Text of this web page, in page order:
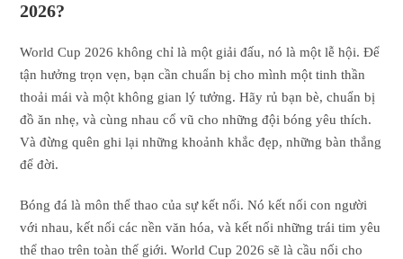
2026?
World Cup 2026 không chỉ là một giải đấu, nó là một lễ hội. Để
tận hưởng trọn vẹn, bạn cần chuẩn bị cho mình một tinh thần
thoải mái và một không gian lý tưởng. Hãy rủ bạn bè, chuẩn bị
đồ ăn nhẹ, và cùng nhau cổ vũ cho những đội bóng yêu thích.
Và đừng quên ghi lại những khoảnh khắc đẹp, những bàn thắng
để đời.
Bóng đá là môn thể thao của sự kết nối. Nó kết nối con người
với nhau, kết nối các nền văn hóa, và kết nối những trái tim yêu
thể thao trên toàn thế giới. World Cup 2026 sẽ là cầu nối cho